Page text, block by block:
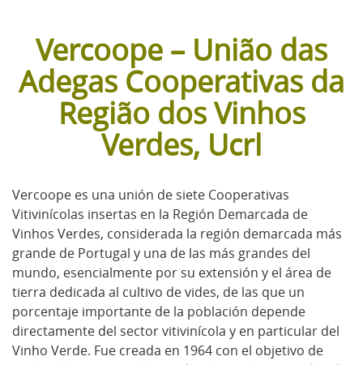
Vercoope – União das
Adegas Cooperativas da
Região dos Vinhos
Verdes, Ucrl
Vercoope es una unión de siete Cooperativas
Vitivinícolas insertas en la Región Demarcada de
Vinhos Verdes, considerada la región demarcada más
grande de Portugal y una de las más grandes del
mundo, esencialmente por su extensión y el área de
tierra dedicada al cultivo de vides, de las que un
porcentaje importante de la población depende
directamente del sector vitivinícola y en particular del
Vinho Verde. Fue creada en 1964 con el objetivo de